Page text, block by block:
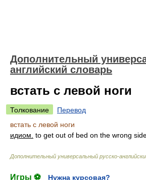
Дополнительный
английский словарь
встать с левой ноги
Толкование
Перевод
встать с левой ноги
идиом. to get out of bed on the wrong
Дополнительный универсальный русско-
Игры ⚽
Нужна курсовая?